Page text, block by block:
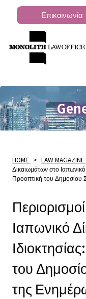
Επικοινωνία
HOME > LAW MAGAZINE
Δικαιωμάτων στο
Προοπτική του Δημοσίου
Ιαπωνικό
του
της